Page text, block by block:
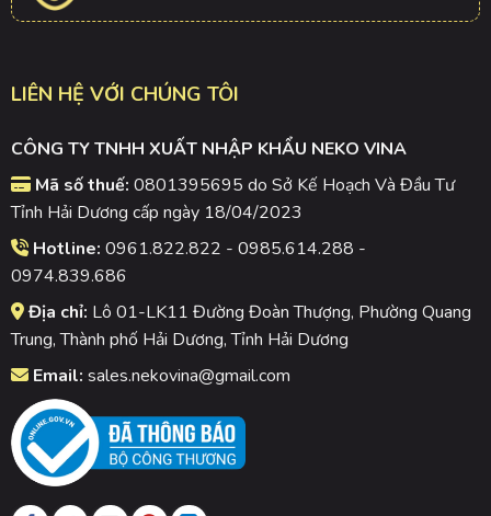
LIÊN HỆ VỚI CHÚNG TÔI
CÔNG TY TNHH XUẤT NHẬP KHẨU NEKO VINA
Mã số thuế: 0801395695 do Sở Kế Hoạch Và Đầu Tư
Tỉnh Hải Dương cấp ngày 18/04/2023
Hotline: 0961.822.822 - 0985.614.288 -
0974.839.686
Địa chỉ: Lô 01-LK11 Đường Đoàn Thượng, Phường Quang
Trung, Thành phố Hải Dương, Tỉnh Hải Dương
Email: sales.nekovina@gmail.com